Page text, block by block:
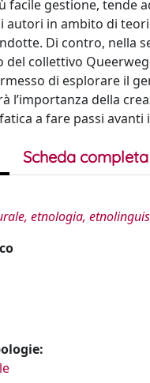
facile gestione, tende
autori in ambito di
Di contro, nella
del collettivo
di esplorare il
l’importanza della
a fare passi avanti
Scheda completa
etnologia,